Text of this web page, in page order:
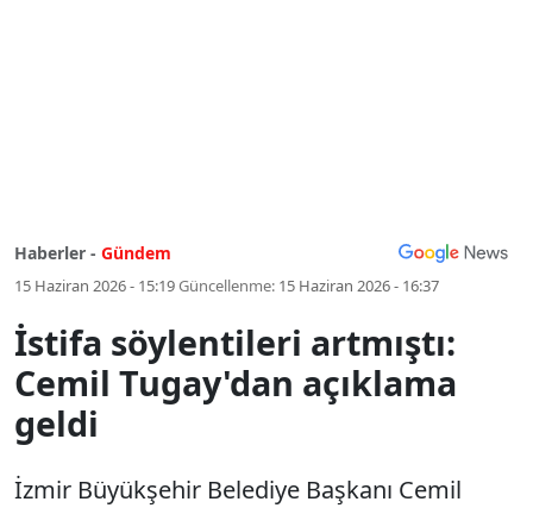
Haberler - Gündem
15 Haziran 2026 - 15:19Güncellenme: 15 Haziran 2026 - 16:37
İstifa söylentileri artmıştı:
Cemil Tugay'dan açıklama
geldi
İzmir Büyükşehir Belediye Başkanı Cemil